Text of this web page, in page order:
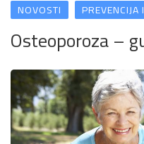
NOVOSTI
Osteoporoza –